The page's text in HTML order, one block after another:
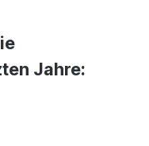
Jahre: